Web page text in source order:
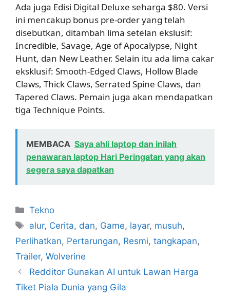
Ada juga Edisi Digital Deluxe seharga $80. Versi
ini mencakup bonus pre-order yang telah
disebutkan, ditambah lima setelan ekslusif:
Incredible, Savage, Age of Apocalypse, Night
Hunt, dan New Leather. Selain itu ada lima cakar
eksklusif: Smooth-Edged Claws, Hollow Blade
Claws, Thick Claws, Serrated Spine Claws, dan
Tapered Claws. Pemain juga akan mendapatkan
tiga Technique Points.
MEMBACA Saya ahli laptop dan inilah
penawaran laptop Hari Peringatan yang akan
segera saya dapatkan
Kategori
Tekno
Tag
alur, Cerita, dan, Game, layar, musuh,
Perlihatkan, Pertarungan, Resmi, tangkapan,
Trailer, Wolverine
Redditor Gunakan AI untuk Lawan Harga
Tiket Piala Dunia yang Gila